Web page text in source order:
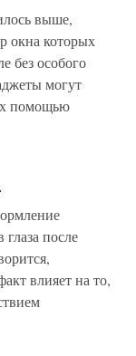
выше,
окна которых
без особого
могут
помощью
глаза после
влияет на то,